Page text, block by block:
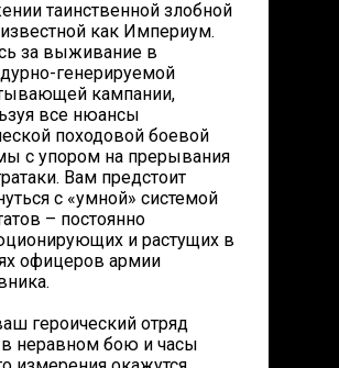
таинственной злобной
как Империум.
за выживание в
генерируемой
кампании,
все нюансы
походовой боевой
с упором на прерывания
Вам предстоит
с «умной» системой
– постоянно
и растущих в
офицеров армии
героический отряд
в неравном бою и часы